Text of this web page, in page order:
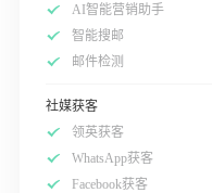
AI智能营销助手
智能搜邮
邮件检测
社媒获客
领英获客
WhatsApp获客
Facebook获客